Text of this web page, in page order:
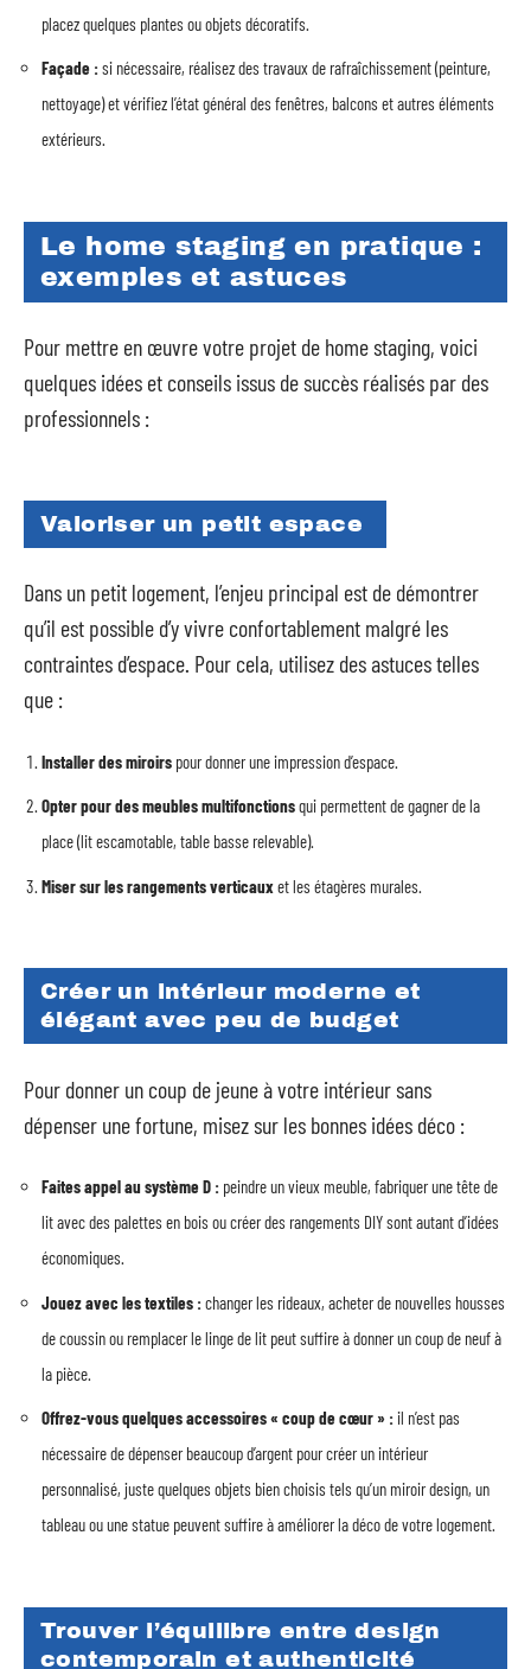
placez quelques plantes ou objets décoratifs.
Façade :si nécessaire, réalisez des travaux de rafraîchissement (peinture,
nettoyage) et vérifiez l’état général des fenêtres, balcons et autres éléments
extérieurs.
Le home staging en pratique :
exemples et astuces
Pour mettre en œuvre votre projet de home staging, voici
quelques idées et conseils issus de succès réalisés par des
professionnels :
Valoriser un petit espace
Dans un petit logement, l’enjeu principal est de démontrer
qu’il est possible d’y vivre confortablement malgré les
contraintes d’espace. Pour cela, utilisez des astuces telles
que :
Installer des miroirs pour donner une impression d’espace.
Opter pour des meubles multifonctionsqui permettent de gagner de la
place (lit escamotable, table basse relevable).
Miser sur les rangements verticauxet les étagères murales.
Créer un intérieur moderne et
élégant avec peu de budget
Pour donner un coup de jeune à votre intérieur sans
dépenser une fortune, misez sur les bonnes idées déco :
Faites appel au système D : peindre un vieux meuble, fabriquer une tête de
lit avec des palettes en bois ou créer des rangements DIY sont autant d’idées
économiques.
Jouez avec les textiles :changer les rideaux, acheter de nouvelles housses
de coussin ou remplacer le linge de lit peut suffire à donner un coup de neuf à
la pièce.
Offrez-vous quelques accessoires « coup de cœur » :il n’est pas
nécessaire de dépenser beaucoup d’argent pour créer un intérieur
personnalisé, juste quelques objets bien choisis tels qu’un miroir design, un
tableau ou une statue peuvent suffire à améliorer la déco de votre logement.
Trouver l’équilibre entre design
contemporain et authenticité